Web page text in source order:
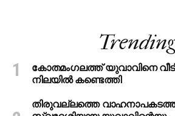
Trending
കോതമംഗലത്ത് യുവാവിനെ
നിലയിൽ കണ്ടെത്തി
തിരുവല്ലത്തെ